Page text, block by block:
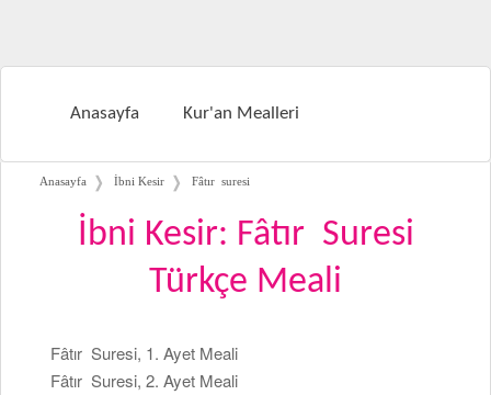
Anasayfa Kur'an Mealleri
Anasayfa ❭ İbni Kesir ❭ Fâtır suresi
İbni Kesir: Fâtır Suresi
Türkçe Meali
Fâtır Suresi, 1. Ayet Meali
Fâtır Suresi, 2. Ayet Meali